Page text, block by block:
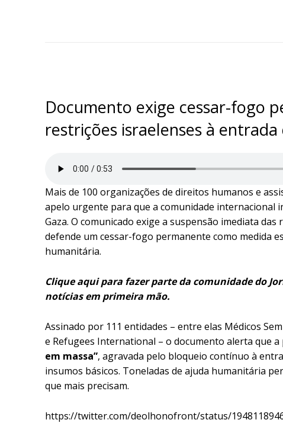
Documento exige cessar-fogo
restrições israelenses à
Mais de 100 organizações de direitos humanos e
apelo urgente para que a comunidade internacional
Gaza. O comunicado exige a suspensão imediata
defende um cessar-fogo permanente como medida
humanitária.
Clique aqui para fazer parte da comunidade do
notícias em primeira mão.
Assinado por 111 entidades – entre elas Médicos
e Refugees International – o documento alerta que
em massa”, agravada pelo bloqueio contínuo à
insumos básicos. Toneladas de ajuda humanitária
que mais precisam.
https://twitter.com/deolhonofront/status/